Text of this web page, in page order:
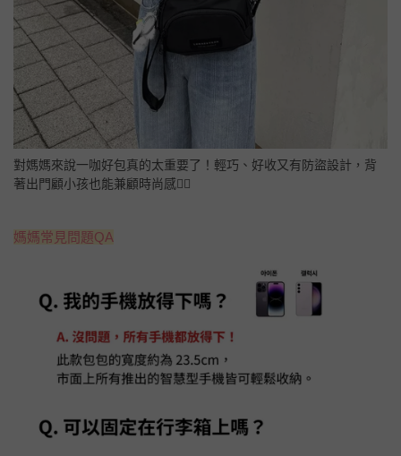
對媽媽來說一咖好包真的太重要了！輕巧、好收又有防盜設計，背
著出門顧小孩也能兼顧時尚感💁‍♀️
媽媽常見問題QA